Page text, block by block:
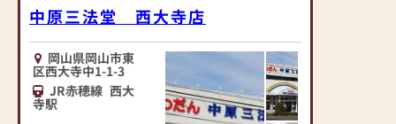
ド系（家具調）仏壇も
多数展示しておりま
す。
◆明るく広い店内で、
ゆっくりとご覧いただ
けます。
中原三法堂 西大寺店
岡山県岡山市東
区西大寺中1-1-3
JR赤穂線 西大
寺駅